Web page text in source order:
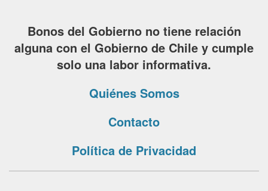
Bonos del Gobierno no tiene relación
alguna con el Gobierno de Chile y cumple
solo una labor informativa.
Quiénes Somos
Contacto
Política de Privacidad